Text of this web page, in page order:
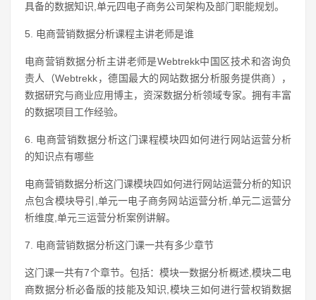
具备的数据知识,单元四电子商务公司架构及部门职能规划。
5. 电商营销数据分析课程主讲老师是谁
电商营销数据分析主讲老师是Webtrekk中国区技术和咨询负
责人（Webtrekk，德国最大的网站数据分析服务提供商），
数据研究与商业应用博主，资深数据分析领域专家。拥有丰富
的数据项目工作经验。
6. 电商营销数据分析这门课程模块四如何进行网站运营分析
的知识点有哪些
电商营销数据分析这门课模块四如何进行网站运营分析的知识
点包含模块导引,单元一电子商务网站运营分析,单元二运营分
析维度,单元三运营分析案例讲解。
7. 电商营销数据分析这门课一共有多少章节
这门课一共有7个章节。包括：模块一数据分析概述,模块二电
商数据分析必备版的技能及知识,模块三如何进行营权销数据